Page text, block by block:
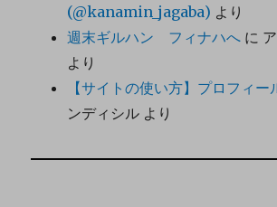
(@kanamin_jagaba) より
週末ギルハン フィナハへ に
より
【サイトの使い方】プロフィー
ンディシル より